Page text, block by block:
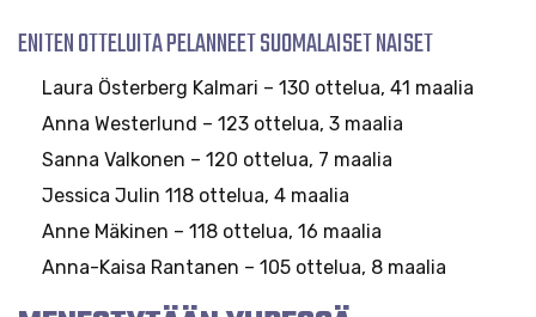
ENITEN OTTELUITA PELANNEET SUOMALAISET NAISET
Laura Österberg Kalmari – 130 ottelua, 41 maalia
Anna Westerlund – 123 ottelua, 3 maalia
Sanna Valkonen – 120 ottelua, 7 maalia
Jessica Julin 118 ottelua, 4 maalia
Anne Mäkinen – 118 ottelua, 16 maalia
Anna-Kaisa Rantanen – 105 ottelua, 8 maalia